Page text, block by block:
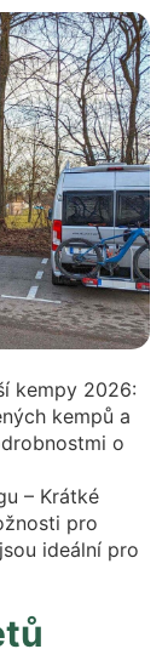
kempy 2026:
kempů a
o
– Krátké
pro
ideální pro